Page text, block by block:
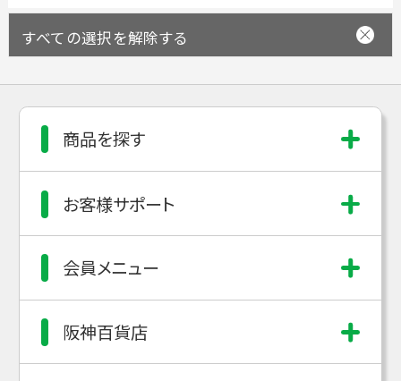
すべての選択を解除する
商品を探す
お客様サポート
会員メニュー
阪神百貨店